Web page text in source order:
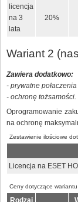
licencja
na 3
lata
20%
Wariant 2
Zawiera dodatkowo:
- prywatne
- ochronę tożsamości.
Oprogramowanie
na ochronę
Zestawienie ilościowe
Licencja na ESET
Ceny dotyczące wariantu
Rodzaj